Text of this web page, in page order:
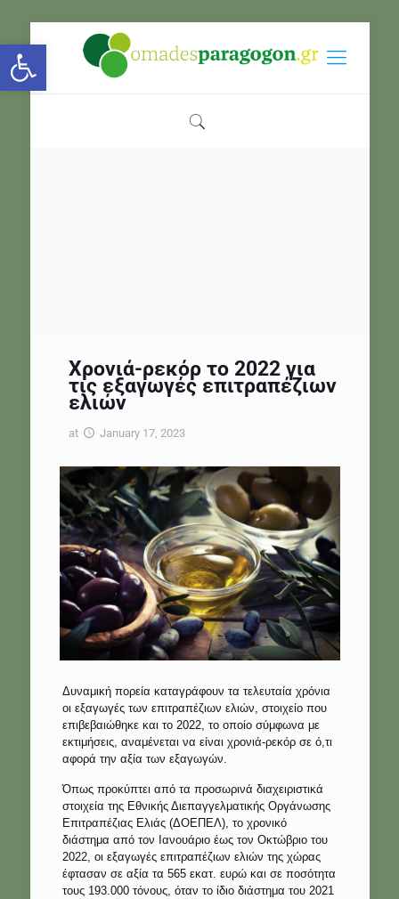
Open toolbar
Χρονιά-ρεκόρ το 2022 για
τις εξαγωγές επιτραπέζιων
ελιών
at January 17, 2023
Δυναμική πορεία καταγράφουν τα τελευταία χρόνια
οι εξαγωγές των επιτραπέζιων ελιών, στοιχείο που
επιβεβαιώθηκε και το 2022, το οποίο σύμφωνα με
εκτιμήσεις, αναμένεται να είναι χρονιά-ρεκόρ σε ό,τι
αφορά την αξία των εξαγωγών.
Όπως προκύπτει από τα προσωρινά διαχειριστικά
στοιχεία της Εθνικής Διεπαγγελματικής Οργάνωσης
Επιτραπέζιας Ελιάς (ΔΟΕΠΕΛ), το χρονικό
διάστημα από τον Ιανουάριο έως τον Οκτώβριο του
2022, οι εξαγωγές επιτραπέζιων ελιών της χώρας
έφτασαν σε αξία τα 565 εκατ. ευρώ και σε ποσότητα
τους 193.000 τόνους, όταν το ίδιο διάστημα του 2021